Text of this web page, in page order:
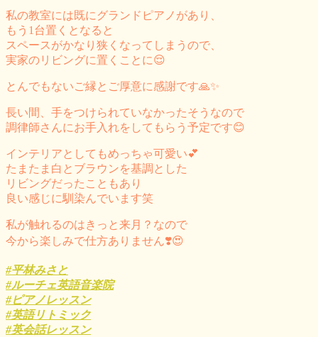
私の教室には既にグランドピアノがあり、
もう1台置くとなると
スペースがかなり狭くなってしまうので、
実家のリビングに置くことに😌
とんでもないご縁とご厚意に感謝です🙏✨
長い間、手をつけられていなかったそうなので
調律師さんにお手入れをしてもらう予定です😊
インテリアとしてもめっちゃ可愛い💕
たまたま白とブラウンを基調とした
リビングだったこともあり
良い感じに馴染んでいます笑
私が触れるのはきっと来月？なので
今から楽しみで仕方ありません❣️😍
#平林みさと
#ルーチェ英語音楽院
#ピアノレッスン
#英語リトミック
#英会話レッスン